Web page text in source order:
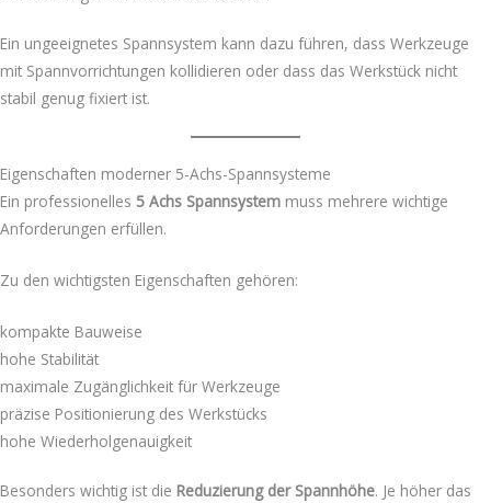
Ein ungeeignetes Spannsystem kann dazu führen, dass Werkzeuge
mit Spannvorrichtungen kollidieren oder dass das Werkstück nicht
stabil genug fixiert ist.
Eigenschaften moderner 5-Achs-Spannsysteme
Ein professionelles 5 Achs Spannsystem muss mehrere wichtige
Anforderungen erfüllen.
Zu den wichtigsten Eigenschaften gehören:
kompakte Bauweise
hohe Stabilität
maximale Zugänglichkeit für Werkzeuge
präzise Positionierung des Werkstücks
hohe Wiederholgenauigkeit
Besonders wichtig ist die Reduzierung der Spannhöhe. Je höher das